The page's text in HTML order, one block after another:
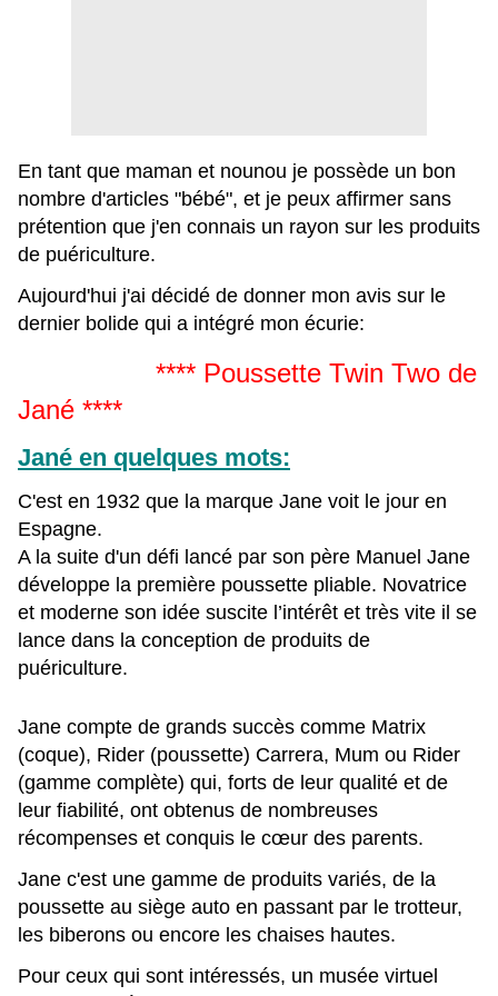
En tant que maman et nounou je possède un bon
nombre d'articles "bébé", et je peux affirmer sans
prétention que j'en connais un rayon sur les produits
de puériculture.
Aujourd'hui j'ai décidé de donner mon avis sur le
dernier bolide qui a intégré mon écurie:
**** Poussette Twin Two de
Jané ****
Jané en quelques mots:
C'est en 1932 que la marque Jane voit le jour en
Espagne.
A la suite d'un défi lancé par son père Manuel Jane
développe la première poussette pliable. Novatrice
et moderne son idée suscite l’intérêt et très vite il se
lance dans la conception de produits de
puériculture.
Jane compte de grands succès comme Matrix
(coque), Rider (poussette) Carrera, Mum ou Rider
(gamme complète) qui, forts de leur qualité et de
leur fiabilité, ont obtenus de nombreuses
récompenses et conquis le cœur des parents.
Jane c'est une gamme de produits variés, de la
poussette au siège auto en passant par le trotteur,
les biberons ou encore les chaises hautes.
Pour ceux qui sont intéressés, un musée virtuel